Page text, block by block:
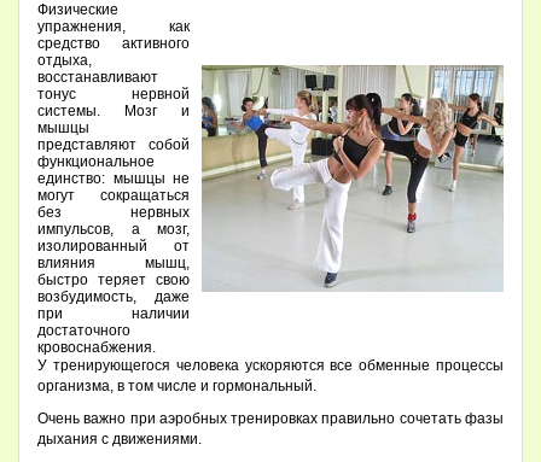
Физические
упражнения, как
средство активного
отдыха,
восстанавливают
тонус нервной
системы. Мозг и
мышцы
представляют собой
функциональное
единство: мышцы не
могут сокращаться
без нервных
импульсов, а мозг,
изолированный от
влияния мышц,
быстро теряет свою
возбудимость, даже
при наличии
достаточного
кровоснабжения.
У тренирующегося человека ускоряются все обменные процессы
организма, в том числе и гормональный.
Очень важно при аэробных тренировках правильно сочетать фазы
дыхания с движениями.